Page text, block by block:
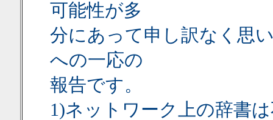
可能性が多
分にあって申し訳なく思
への一応の
報告です。
1)ネットワーク上の辞書